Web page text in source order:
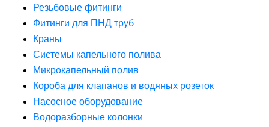
Резьбовые фитинги
Фитинги для ПНД труб
Краны
Системы капельного полива
Микрокапельный полив
Короба для клапанов и водяных розеток
Насосное оборудование
Водоразборные колонки